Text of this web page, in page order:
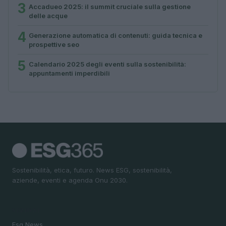
3 Accadueo 2025: il summit cruciale sulla gestione
delle acque
4 Generazione automatica di contenuti: guida tecnica e
prospettive seo
5 Calendario 2025 degli eventi sulla sostenibilità:
appuntamenti imperdibili
Sostenibilità, etica, futuro. News ESG, sostenibilità,
aziende, eventi e agenda Onu 2030.